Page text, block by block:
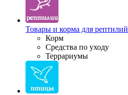
Товары и корма для рептилий
Корм
Средства по уходу
Террариумы